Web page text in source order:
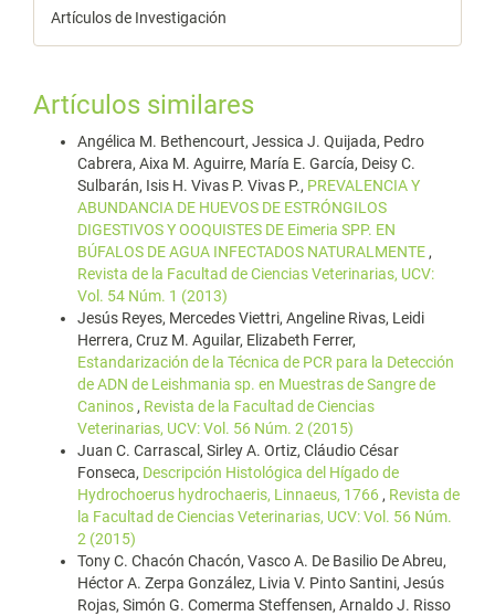
Artículos de Investigación
Artículos similares
Angélica M. Bethencourt, Jessica J. Quijada, Pedro
Cabrera, Aixa M. Aguirre, María E. García, Deisy C.
Sulbarán, Isis H. Vivas P. Vivas P., PREVALENCIA Y
ABUNDANCIA DE HUEVOS DE ESTRÓNGILOS
DIGESTIVOS Y OOQUISTES DE Eimeria SPP. EN
BÚFALOS DE AGUA INFECTADOS NATURALMENTE ,
Revista de la Facultad de Ciencias Veterinarias, UCV:
Vol. 54 Núm. 1 (2013)
Jesús Reyes, Mercedes Viettri, Angeline Rivas, Leidi
Herrera, Cruz M. Aguilar, Elizabeth Ferrer,
Estandarización de la Técnica de PCR para la Detección
de ADN de Leishmania sp. en Muestras de Sangre de
Caninos , Revista de la Facultad de Ciencias
Veterinarias, UCV: Vol. 56 Núm. 2 (2015)
Juan C. Carrascal, Sirley A. Ortiz, Cláudio César
Fonseca, Descripción Histológica del Hígado de
Hydrochoerus hydrochaeris, Linnaeus, 1766 , Revista de
la Facultad de Ciencias Veterinarias, UCV: Vol. 56 Núm.
2 (2015)
Tony C. Chacón Chacón, Vasco A. De Basilio De Abreu,
Héctor A. Zerpa González, Livia V. Pinto Santini, Jesús
Rojas, Simón G. Comerma Steffensen, Arnaldo J. Risso